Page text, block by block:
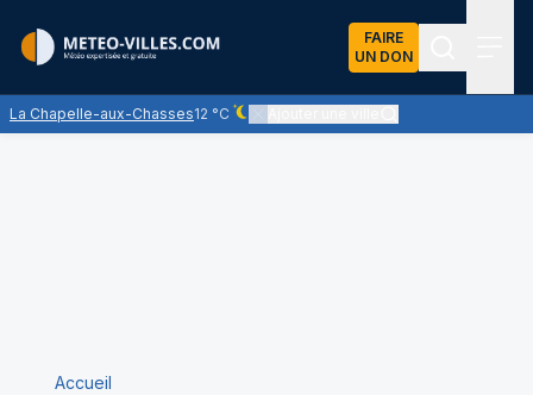
FAIRE
UN DON
La Chapelle-aux-Chasses12 °C
Ciel dégagé - quasiment pas de nuages
Accueil